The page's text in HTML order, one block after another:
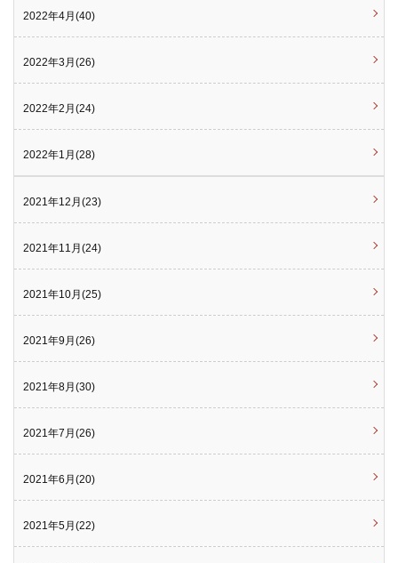
2022年4月(40)
2022年3月(26)
2022年2月(24)
2022年1月(28)
2021年12月(23)
2021年11月(24)
2021年10月(25)
2021年9月(26)
2021年8月(30)
2021年7月(26)
2021年6月(20)
2021年5月(22)